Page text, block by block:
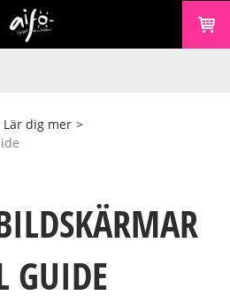
Lär dig mer >
GUIDE